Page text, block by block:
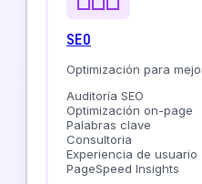
SEO
Optimización para
Auditoría SEO
Optimización on-page
Palabras clave
Consultoria
Experiencia de usuario
PageSpeed Insights